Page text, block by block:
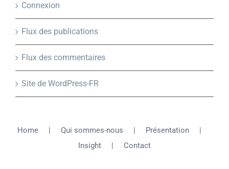
Connexion
Flux des publications
Flux des commentaires
Site de WordPress-FR
Home Qui sommes-nous
Présentation
Insight
Contact